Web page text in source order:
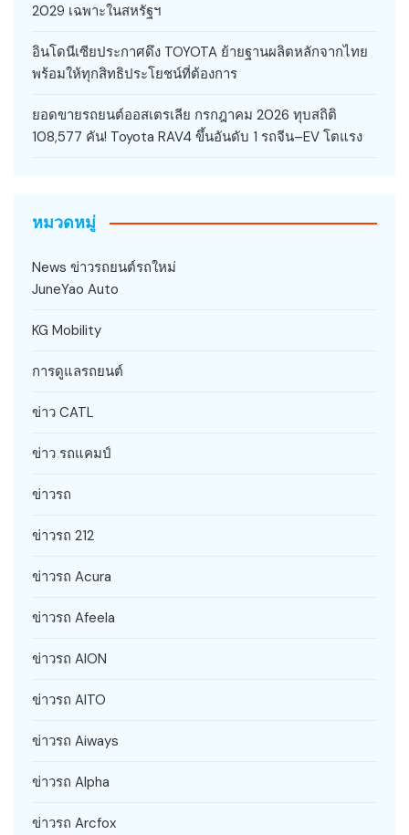
2029 เฉพาะในสหรัฐฯ
อินโดนีเซียประกาศดึง TOYOTA ย้ายฐานผลิตหลักจากไทย
พร้อมให้ทุกสิทธิประโยชน์ที่ต้องการ
ยอดขายรถยนต์ออสเตรเลีย กรกฎาคม 2026 ทุบสถิติ
108,577 คัน! Toyota RAV4 ขึ้นอันดับ 1 รถจีน–EV โตแรง
หมวดหมู่
News ข่าวรถยนต์รถใหม่
JuneYao Auto
KG Mobility
การดูแลรถยนต์
ข่าว CATL
ข่าว รถแคมป์
ข่าวรถ
ข่าวรถ 212
ข่าวรถ Acura
ข่าวรถ Afeela
ข่าวรถ AION
ข่าวรถ AITO
ข่าวรถ Aiways
ข่าวรถ Alpha
ข่าวรถ Arcfox